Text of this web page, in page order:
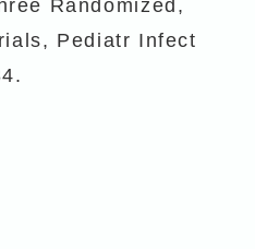
Randomized,
Pediatr Infect